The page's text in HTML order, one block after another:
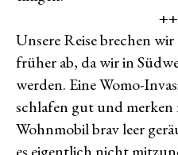
Unsere Reise brechen
früher ab, da wir in
werden. Eine Womo-
schlafen gut und
Wohnmobil brav leer